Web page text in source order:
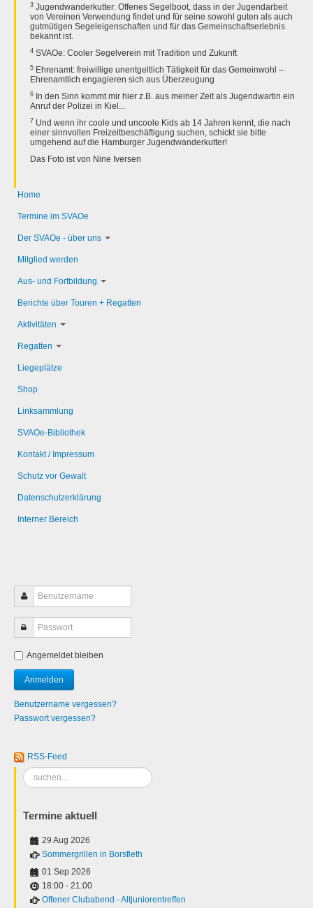
3 Jugendwanderkutter: Offenes Segelboot, dass in der Jugendarbeit
von Vereinen Verwendung findet und für seine sowohl guten als auch
gutmütigen Segeleigenschaften und für das Gemeinschaftserlebnis
bekannt ist.
4 SVAOe: Cooler Segelverein mit Tradition und Zukunft
5 Ehrenamt: freiwillige unentgeltlich Tätigkeit für das Gemeinwohl –
Ehrenamtlich engagieren sich aus Überzeugung
6 In den Sinn kommt mir hier z.B. aus meiner Zeit als Jugendwartin ein
Anruf der Polizei in Kiel...
7 Und wenn ihr coole und uncoole Kids ab 14 Jahren kennt, die nach
einer sinnvollen Freizeitbeschäftigung suchen, schickt sie bitte
umgehend auf die Hamburger Jugendwanderkutter!
Das Foto ist von Nine Iversen
Home
Termine im SVAOe
Der SVAOe - über uns
Mitglied werden
Aus- und Fortbildung
Berichte über Touren + Regatten
Aktivitäten
Regatten
Liegeplätze
Shop
Linksammlung
SVAOe-Bibliothek
Kontakt / Impressum
Schutz vor Gewalt
Datenschutzerklärung
Interner Bereich
Angemeldet bleiben
Benutzername vergessen?
Passwort vergessen?
RSS-Feed
Suchen
...
Termine aktuell
29 Aug 2026
Sommergrillen in Borsfleth
01 Sep 2026
18:00 - 21:00
Offener Clubabend - Altjuniorentreffen